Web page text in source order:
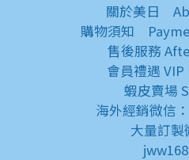
關於美日
購物須知
售後服務
會員禮遇
蝦皮賣場
海外經銷微信
大量訂製